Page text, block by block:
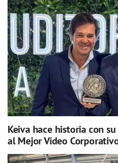
Keiva hace historia con
al Mejor Vídeo